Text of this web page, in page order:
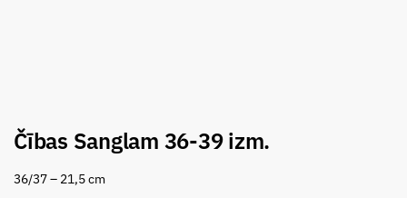
Čības Sanglam 36-39 izm.
36/37 – 21,5 cm